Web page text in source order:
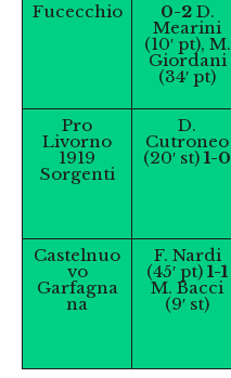
Fucecchio 0-2D.
Mearini
(10′ pt), M.
Giordani
(34′ pt)
Pro
Livorno
1919
Sorgenti
D.
Cutroneo
(20′ st) 1-0
Castelnuo
vo
Garfagna
na
F. Nardi
(45′ pt) 1-1
M. Bacci
(9′ st)